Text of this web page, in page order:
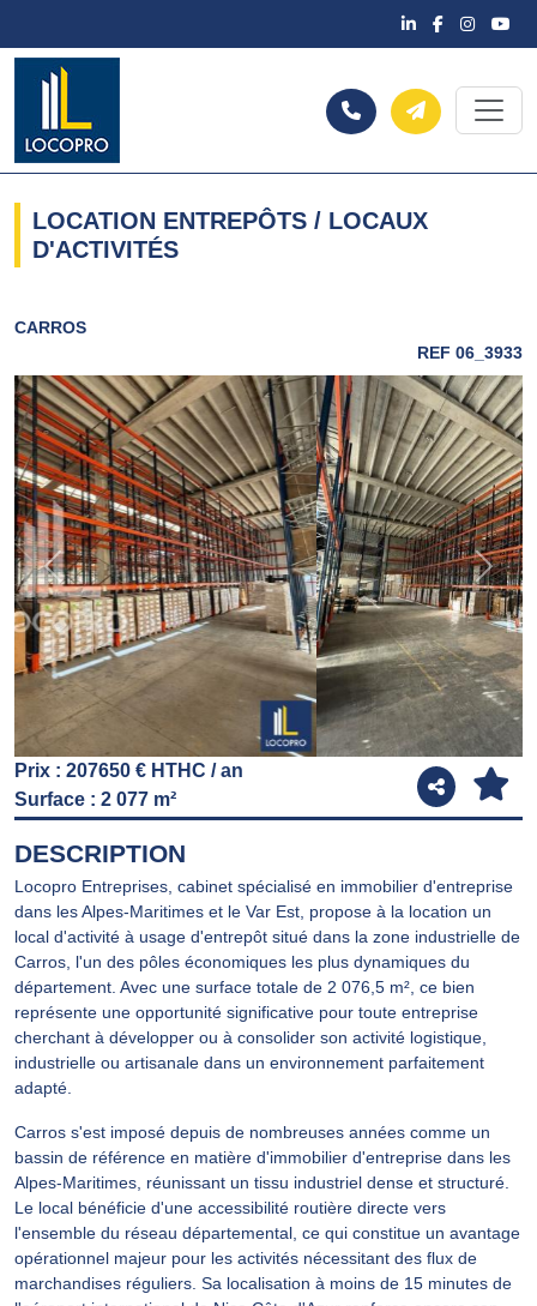
LOCATION ENTREPÔTS / LOCAUX
D'ACTIVITÉS
CARROS
REF 06_3933
Previous Next
Prix : 207650 € HTHC / an
Surface : 2 077 m²
DESCRIPTION
Locopro Entreprises, cabinet spécialisé en immobilier d'entreprise
dans les Alpes-Maritimes et le Var Est, propose à la location un
local d'activité à usage d'entrepôt situé dans la zone industrielle de
Carros, l'un des pôles économiques les plus dynamiques du
département. Avec une surface totale de 2 076,5 m², ce bien
représente une opportunité significative pour toute entreprise
cherchant à développer ou à consolider son activité logistique,
industrielle ou artisanale dans un environnement parfaitement
adapté.
Carros s'est imposé depuis de nombreuses années comme un
bassin de référence en matière d'immobilier d'entreprise dans les
Alpes-Maritimes, réunissant un tissu industriel dense et structuré.
Le local bénéficie d'une accessibilité routière directe vers
l'ensemble du réseau départemental, ce qui constitue un avantage
opérationnel majeur pour les activités nécessitant des flux de
marchandises réguliers. Sa localisation à moins de 15 minutes de